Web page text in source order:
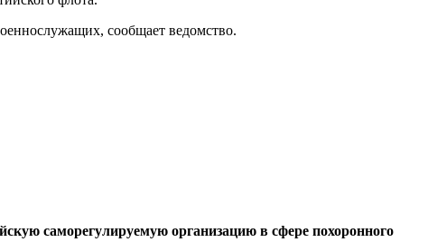
сообщает ведомство.
саморегулируемую организацию в сфере похоронного